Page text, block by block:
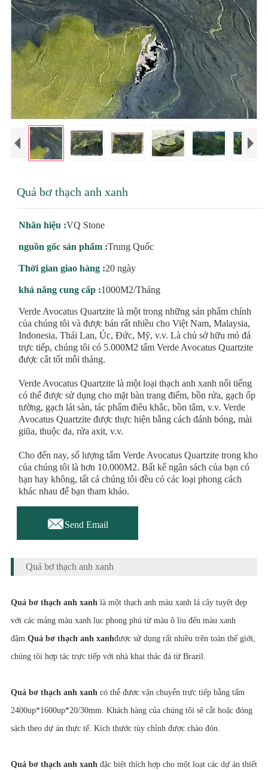
Quả bơ thạch anh xanh
Nhãn hiệu :VQ Stone
nguồn gốc sản phẩm :Trung Quốc
Thời gian giao hàng :20 ngày
khả năng cung cấp :1000M2/Tháng
Verde Avocatus Quartzite là một trong những sản phẩm chính
của chúng tôi và được bán rất nhiều cho Việt Nam, Malaysia,
Indonesia, Thái Lan, Úc, Đức, Mỹ, v.v. Là chủ sở hữu mỏ đá
trực tiếp, chúng tôi có 5.000M2 tấm Verde Avocatus Quartzite
được cắt tốt mỗi tháng.
Verde Avocatus Quartzite là một loại thạch anh xanh nổi tiếng
có thể được sử dụng cho mặt bàn trang điểm, bồn rửa, gạch ốp
tường, gạch lát sàn, tác phẩm điêu khắc, bồn tắm, v.v. Verde
Avocatus Quartzite được thực hiện bằng cách đánh bóng, mài
giũa, thuộc da, rửa axit, v.v.
Cho đến nay, số lượng tấm Verde Avocatus Quartzite trong kho
của chúng tôi là hơn 10.000M2. Bất kể ngân sách của bạn có
hạn hay không, tất cả chúng tôi đều có các loại phong cách
khác nhau để bạn tham khảo.
Send Email
Quả bơ thạch anh xanh
Quả bơ thạch anh xanhlà một thạch anh màu xanh lá cây tuyệt đẹp
với các mảng màu xanh lục phong phú từ màu ô liu đến màu xanh
đậm.Quả bơ thạch anh xanhđược sử dụng rất nhiều trên toàn thế giới,
chúng tôi hợp tác trực tiếp với nhà khai thác đá từ Brazil.
Quả bơ thạch anh xanhcó thể được vận chuyển trực tiếp bằng tấm
2400up*1600up*20/30mm. Khách hàng của chúng tôi sẽ cắt hoặc đóng
sách theo dự án thực tế. Kích thước tùy chỉnh được chào đón.
Quả bơ thạch anh xanhđặc biệt thích hợp cho một loạt các dự án thiết